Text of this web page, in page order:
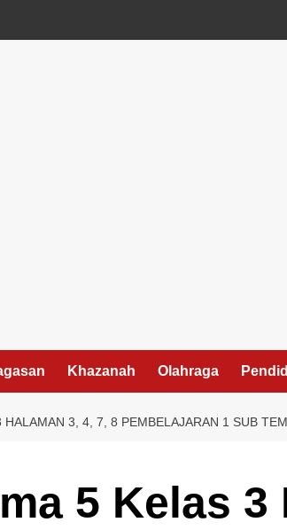
Khazanah Olahraga
HALAMAN 3, 4, 7, 8 PEMBELAJARAN 1 SUB
5 Kelas 3